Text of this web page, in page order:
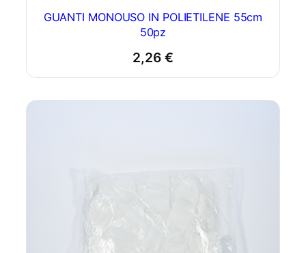
GUANTI MONOUSO IN POLIETILENE 55cm
50pz
2,26 €